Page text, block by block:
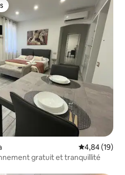
Note
4,84 (19)
gratuit et tranquillité